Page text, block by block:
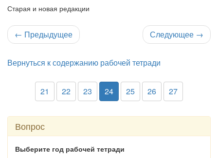
Старая и новая редакции
← Предыдущее Следующее →
Вернуться к содержанию рабочей тетради
21 22 23 24 25 26 27
Вопрос
Выберите год рабочей тетради